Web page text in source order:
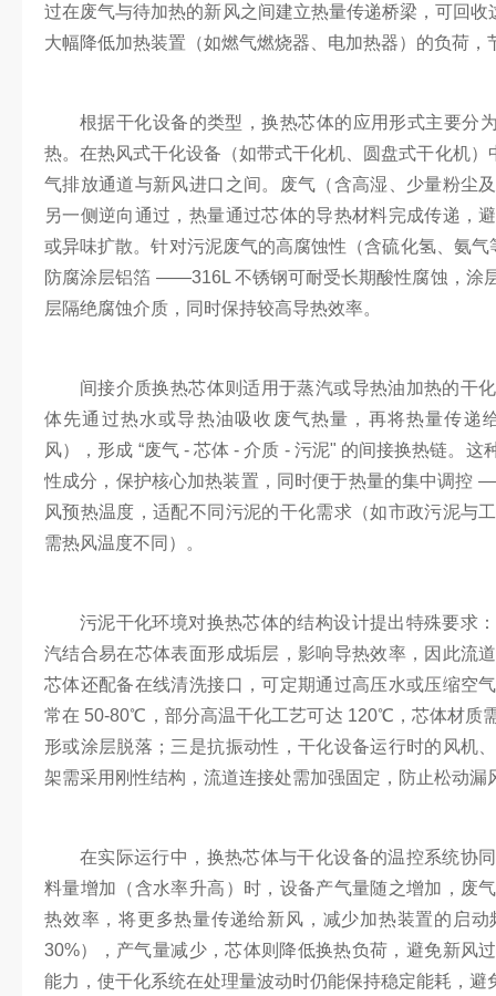
过在废气与待加热的新风之间建立热量传递桥梁，可回
大幅降低加热装置（如燃气燃烧器、电加热器）的负荷，
根据干化设备的类型，换热芯体的应用形式主要分
热。在热风式干化设备（如带式干化机、圆盘式干化机
气排放通道与新风进口之间。废气（含高湿、少量粉尘
另一侧逆向通过，热量通过芯体的导热材料完成传递，
或异味扩散。针对污泥废气的高腐蚀性（含硫化氢、氨
防腐涂层铝箔 ——316L 不锈钢可耐受长期酸性腐蚀，涂
层隔绝腐蚀介质，同时保持较高导热效率。
间接介质换热芯体则适用于蒸汽或导热油加热的干
体先通过热水或导热油吸收废气热量，再将热量传递
风），形成 “废气 - 芯体 - 介质 - 污泥" 的间接换热链。
性成分，保护核心加热装置，同时便于热量的集中调控
风预热温度，适配不同污泥的干化需求（如市政污泥与
需热风温度不同）。
污泥干化环境对换热芯体的结构设计提出特殊要求
汽结合易在芯体表面形成垢层，影响导热效率，因此流
芯体还配备在线清洗接口，可定期通过高压水或压缩空
常在 50-80℃，部分高温干化工艺可达 120℃，芯体材质
形或涂层脱落；三是抗振动性，干化设备运行时的风机
架需采用刚性结构，流道连接处需加强固定，防止松动漏
在实际运行中，换热芯体与干化设备的温控系统协
料量增加（含水率升高）时，设备产气量随之增加，废
热效率，将更多热量传递给新风，减少加热装置的启
30%），产气量减少，芯体则降低换热负荷，避免新风
能力，使干化系统在处理量波动时仍能保持稳定能耗，避